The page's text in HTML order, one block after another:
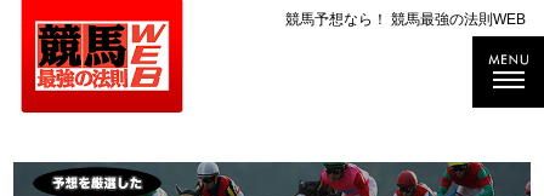
競馬予想なら！ 競馬最強の法則WEB